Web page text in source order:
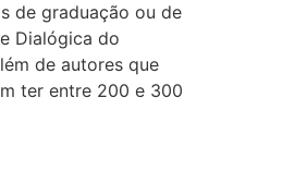
de graduação ou de
Dialógica do
de autores que
ter entre 200 e 300